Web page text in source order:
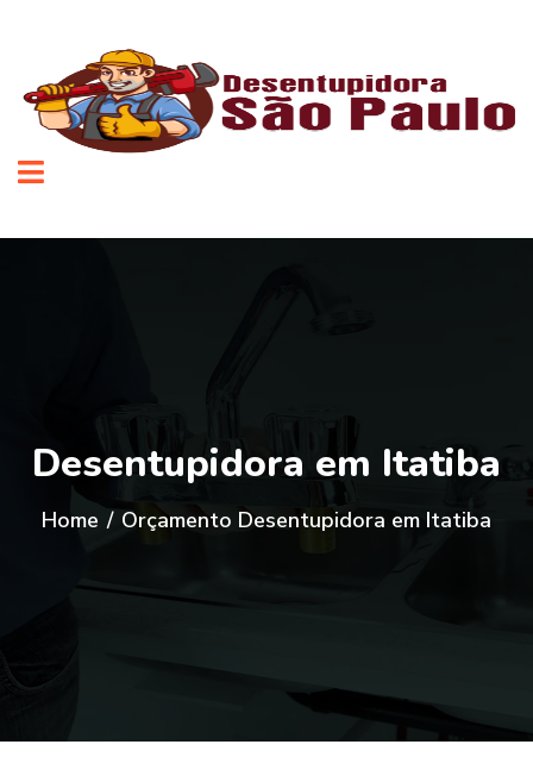
Desentupidora em Itatiba
Home / Orçamento Desentupidora em Itatiba